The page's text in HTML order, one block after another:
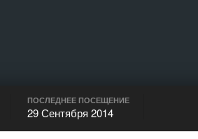
ПОСЛЕДНЕЕ ПОСЕЩЕНИЕ
29 Сентября 2014